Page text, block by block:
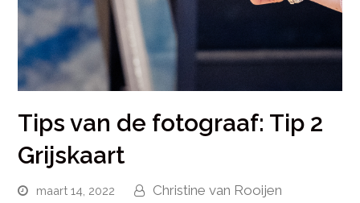
Tips van de fotograaf: Tip 2
Grijskaart
maart 14, 2022
Christine van Rooijen